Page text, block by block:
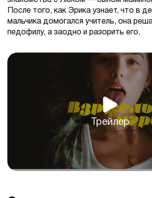
После того, как Эрика узнает, что в
мальчика домогался учитель, она
педофилу, а заодно и разорить его.
Трейлер